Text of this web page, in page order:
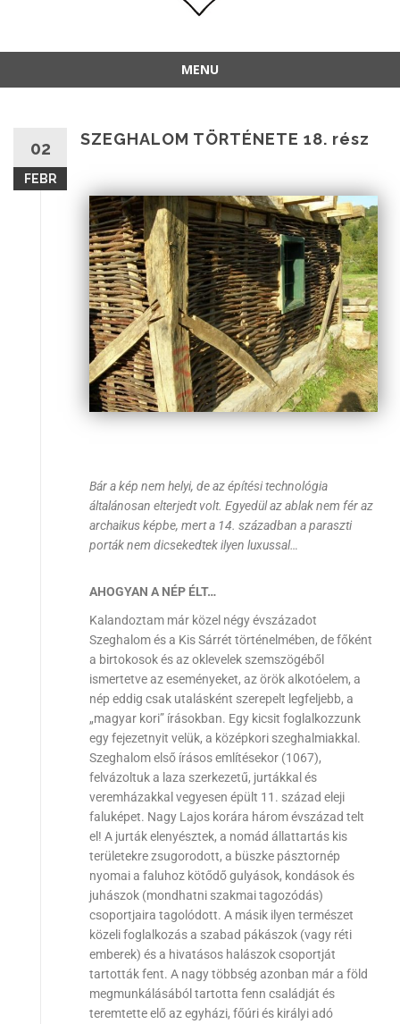
MENU
02
FEBR
SZEGHALOM TÖRTÉNETE 18. rész
Bár a kép nem helyi, de az építési technológia
általánosan elterjedt volt. Egyedül az ablak nem fér az
archaikus képbe, mert a 14. században a paraszti
porták nem dicsekedtek ilyen luxussal…
AHOGYAN A NÉP ÉLT…
Kalandoztam már közel négy évszázadot
Szeghalom és a Kis Sárrét történelmében, de főként
a birtokosok és az oklevelek szemszögéből
ismertetve az eseményeket, az örök alkotóelem, a
nép eddig csak utalásként szerepelt legfeljebb, a
„magyar kori” írásokban. Egy kicsit foglalkozzunk
egy fejezetnyit velük, a középkori szeghalmiakkal.
Szeghalom első írásos említésekor (1067),
felvázoltuk a laza szerkezetű, jurtákkal és
veremházakkal vegyesen épült 11. század eleji
faluképet. Nagy Lajos korára három évszázad telt
el! A jurták elenyésztek, a nomád állattartás kis
területekre zsugorodott, a büszke pásztornép
nyomai a faluhoz kötődő gulyások, kondások és
juhászok (mondhatni szakmai tagozódás)
csoportjaira tagolódott. A másik ilyen természet
közeli foglalkozás a szabad pákászok (vagy réti
emberek) és a hivatásos halászok csoportját
tartották fent. A nagy többség azonban már a föld
megmunkálásából tartotta fenn családját és
teremtette elő az egyházi, főúri és királyi adó